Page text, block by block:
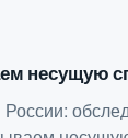
несущую